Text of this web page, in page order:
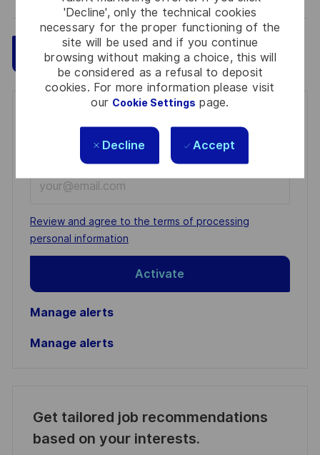
'Decline', only the technical cookies
necessary for the proper functioning of the
site will be used and if you continue
browsing without making a choice, this will
be considered as a refusal to deposit
cookies. For more information please visit
our Cookie Settings page.
Decline Accept
Apply Now Save
You'll receive updates once a week
Enter
Email
address
(Required)
Required
Review and agree to the terms of processing
personal information
Activate
Manage alerts
Manage alerts
Get tailored job recommendations
based on your interests.